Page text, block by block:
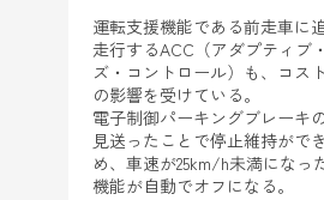
運転支援機能である前走車に
走行するACC（アダプティブ
ズ・コントロール）も、コス
の影響を受けている。
電子制御パーキングブレーキ
見送ったことで停止維持がで
め、車速が25km/h未満になっ
機能が自動でオフになる。